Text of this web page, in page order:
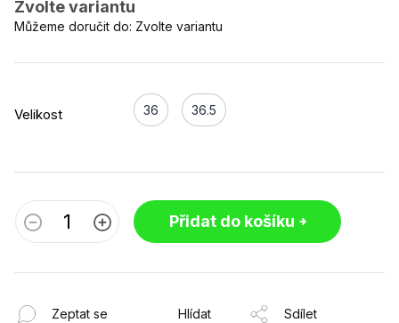
Zvolte variantu
Velikost 36 36.5
Můžeme doručit do: Zvolte variantu
Přidat do košíku
Zeptat se Hlídat Sdílet